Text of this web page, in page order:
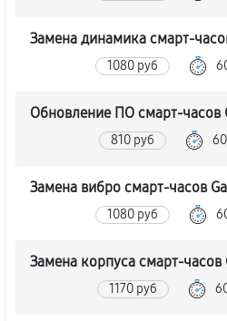
Замена динамика смарт-
1080 руб
Обновление ПО смарт-часов
810 руб
Замена вибро смарт-часов
1080 руб
Замена корпуса смарт-часов
1170 руб